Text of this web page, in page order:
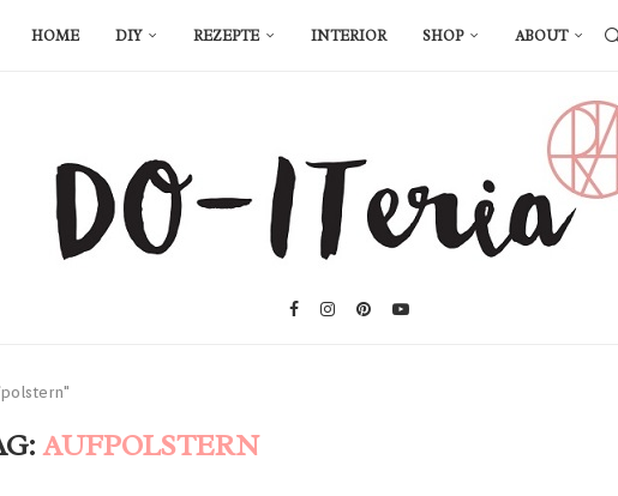
HOME DIY REZEPTE INTERIOR SHOP ABOUT
AUFPOLSTERN